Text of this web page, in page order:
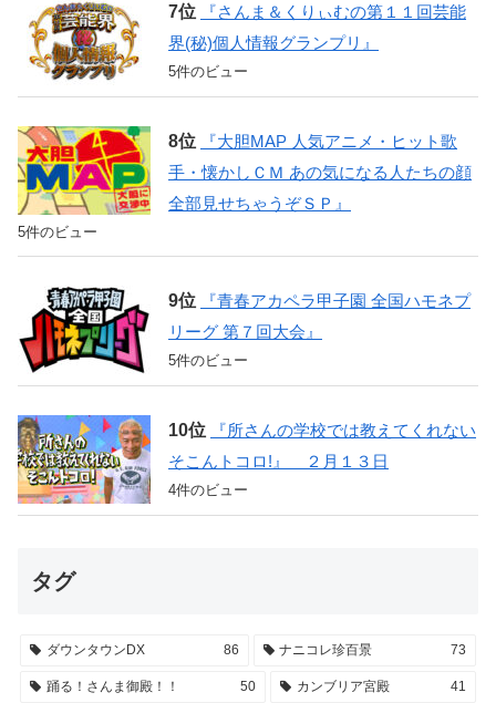
『さんま＆くりぃむの第１１回芸能
界(秘)個人情報グランプリ』
5件のビュー
『大胆MAP 人気アニメ・ヒット歌
手・懐かしＣＭ あの気になる人たちの顔
全部見せちゃうぞＳＰ』
5件のビュー
『青春アカペラ甲子園 全国ハモネプ
リーグ 第７回大会』
5件のビュー
『所さんの学校では教えてくれない
そこんトコロ!』 ２月１３日
4件のビュー
タグ
ダウンタウンDX 86 ナニコレ珍百景 73
踊る！さんま御殿！！ 50 カンブリア宮殿 41